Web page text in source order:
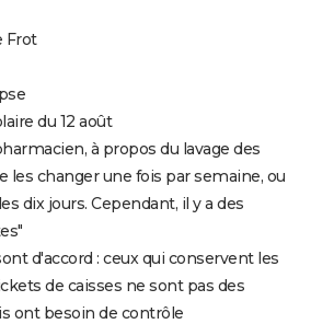
Frot
du 12 août
à propos du lavage des
les changer une fois par semaine, ou
dix jours. Cependant, il y a des
d'accord : ceux qui conservent les
de caisses ne sont pas des
ont besoin de contrôle